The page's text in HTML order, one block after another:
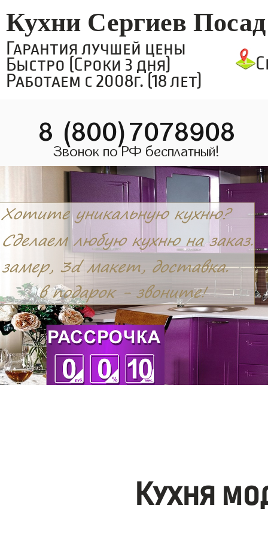
Кухни Сергиев Посад
Гарантия лучшей цены
Быстро (Сроки 3 дня)
Работаем с 2008г. (18 лет)
8 (800)7078908
Звонок по РФ бесплатный!
Кухня